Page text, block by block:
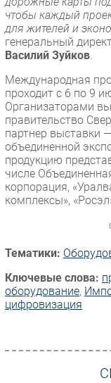
чтобы каждый
для жителей и
генеральный
Василий Зуйков.
Международная
проходит с 6 по 9
Организаторами
правительство
партнер выставки
объединенной
продукцию
числе
корпорация,
комплексы»,
Тематики:
Ключевые слова:
оборудование,
цифровизация